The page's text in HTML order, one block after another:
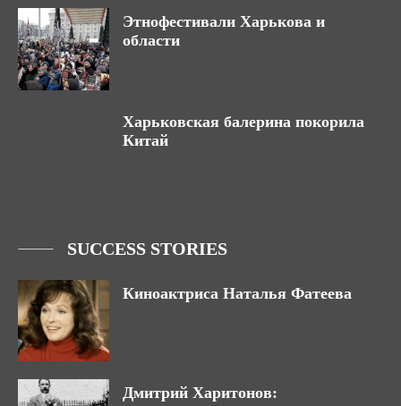
Этнофестивали Харькова и
области
Харьковская балерина покорила
Китай
SUCCESS STORIES
Киноактриса Наталья Фатеева
Дмитрий Харитонов: